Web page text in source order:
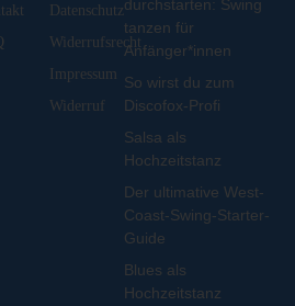
Datenschutz
Widerrufsrecht
Impressum
Widerruf
durchstarten: Swing
tanzen für
Anfänger*innen
So wirst du zum
Discofox-Profi
Salsa als
Hochzeitstanz
Der ultimative West-
Coast-Swing-Starter-
Guide
Blues als
Hochzeitstanz